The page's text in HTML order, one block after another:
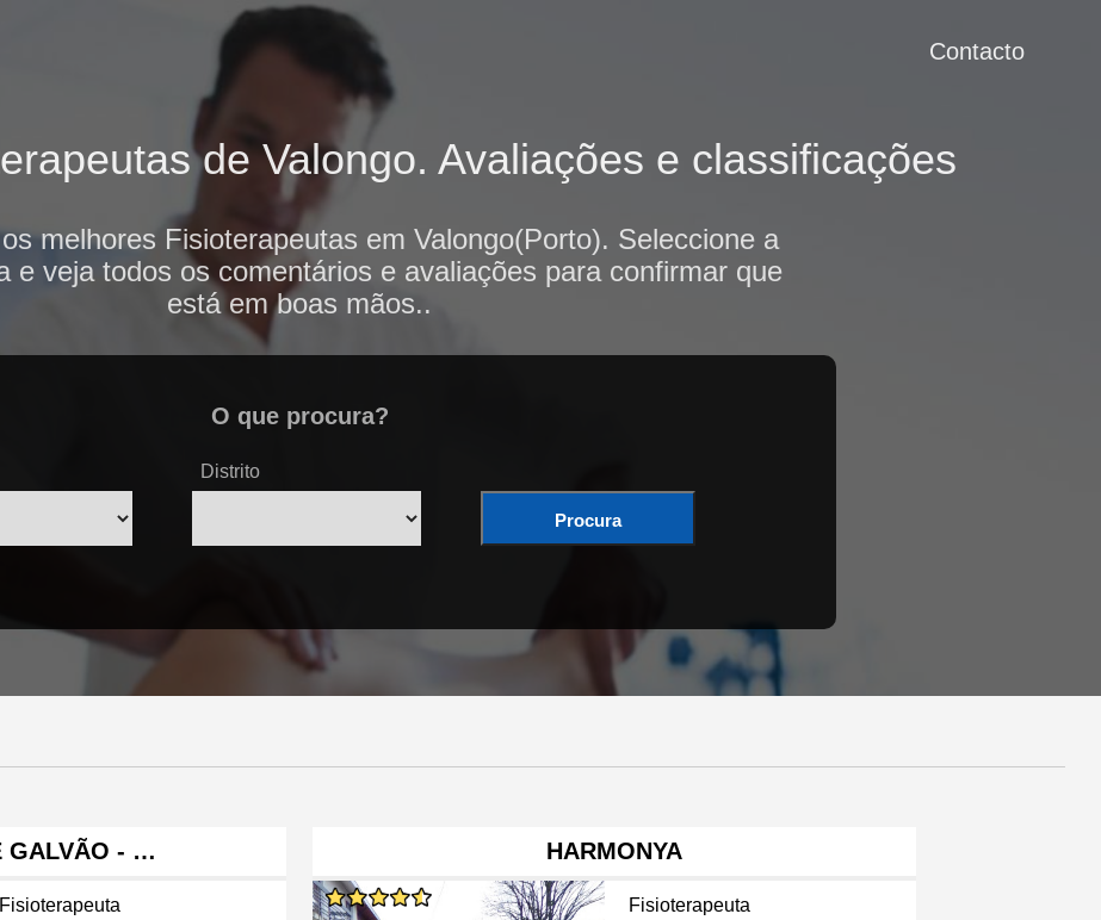
Contacto
de Valongo. Avaliações e classificações
melhores Fisioterapeutas em Valongo(Porto). Seleccione a
e veja todos os comentários e avaliações para confirmar que
está em boas mãos..
O que procura?
Distrito
Procura
GALVÃO - …
Fisioterapeuta
HARMONYA
Fisioterapeuta